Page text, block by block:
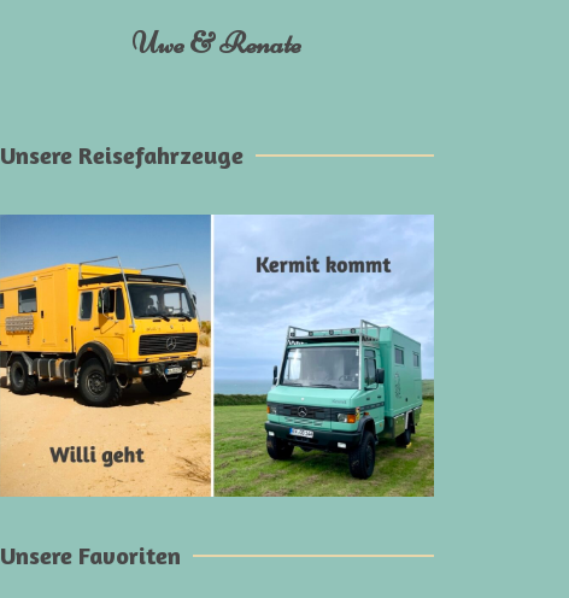
Uwe & Renate
Unsere Reisefahrzeuge
Unsere Favoriten